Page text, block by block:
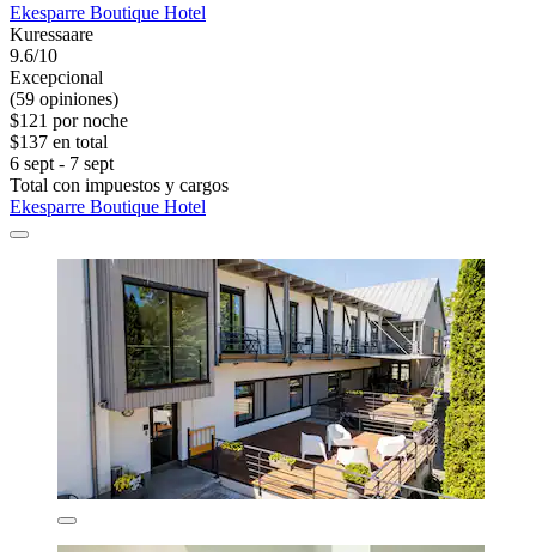
Ekesparre Boutique Hotel
Kuressaare
9.6/10
Excepcional
(59 opiniones)
$121 por noche
$137 en total
6 sept - 7 sept
Total con impuestos y cargos
Ekesparre Boutique Hotel